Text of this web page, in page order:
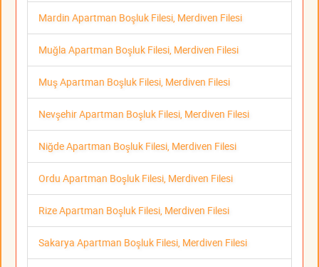
Mardin Apartman Boşluk Filesi, Merdiven Filesi
Muğla Apartman Boşluk Filesi, Merdiven Filesi
Muş Apartman Boşluk Filesi, Merdiven Filesi
Nevşehir Apartman Boşluk Filesi, Merdiven Filesi
Niğde Apartman Boşluk Filesi, Merdiven Filesi
Ordu Apartman Boşluk Filesi, Merdiven Filesi
Rize Apartman Boşluk Filesi, Merdiven Filesi
Sakarya Apartman Boşluk Filesi, Merdiven Filesi